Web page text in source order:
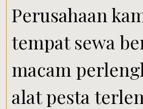
Perusahaan
tempat sewa
macam
alat pesta